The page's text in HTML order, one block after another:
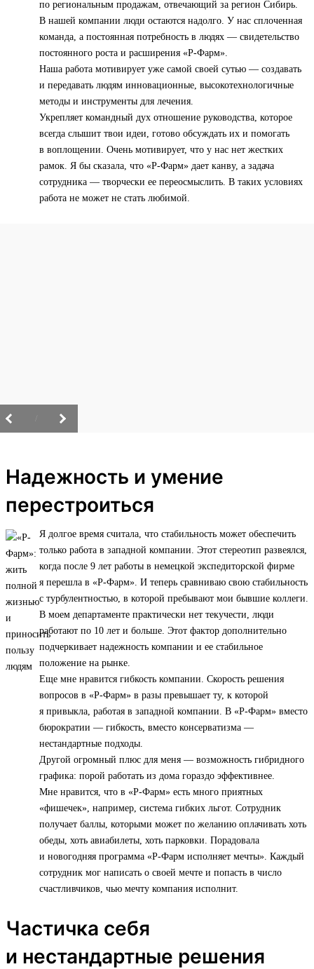
по региональным продажам, отвечающий за регион Сибирь.
В нашей компании люди остаются надолго. У нас сплоченная
команда, а постоянная потребность в людях — свидетельство
постоянного роста и расширения «Р-Фарм».
Наша работа мотивирует уже самой своей сутью — создавать
и передавать людям инновационные, высокотехнологичные
методы и инструменты для лечения.
Укрепляет командный дух отношение руководства, которое
всегда слышит твои идеи, готово обсуждать их и помогать
в воплощении. Очень мотивирует, что у нас нет жестких
рамок. Я бы сказала, что «Р-Фарм» дает канву, а задача
сотрудника — творчески ее переосмыслить. В таких условиях
работа не может не стать любимой.
Надежность и умение
перестроиться
Я долгое время считала, что стабильность может обеспечить
только работа в западной компании. Этот стереотип развеялся,
когда после 9 лет работы в немецкой экспедиторской фирме
я перешла в «Р-Фарм». И теперь сравниваю свою стабильность
с турбулентностью, в которой пребывают мои бывшие коллеги.
В моем департаменте практически нет текучести, люди
работают по 10 лет и больше. Этот фактор дополнительно
подчеркивает надежность компании и ее стабильное
положение на рынке.
Еще мне нравится гибкость компании. Скорость решения
вопросов в «Р-Фарм» в разы превышает ту, к которой
я привыкла, работая в западной компании. В «Р-Фарм» вместо
бюрократии — гибкость, вместо консерватизма —
нестандартные подходы.
Другой огромный плюс для меня — возможность гибридного
графика: порой работать из дома гораздо эффективнее.
Мне нравится, что в «Р-Фарм» есть много приятных
«фишечек», например, система гибких льгот. Сотрудник
получает баллы, которыми может по желанию оплачивать хоть
обеды, хоть авиабилеты, хоть парковки. Порадовала
и новогодняя программа «Р-Фарм исполняет мечты». Каждый
сотрудник мог написать о своей мечте и попасть в число
счастливчиков, чью мечту компания исполнит.
Частичка себя
и нестандартные решения